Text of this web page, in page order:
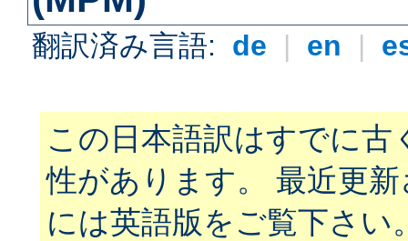
翻訳済み言語: de | en |
この日本語訳はすでに古
性があります。 最近更
には英語版をご覧下さい